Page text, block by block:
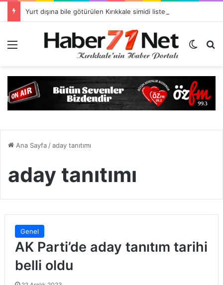
Dış
Ana Sayfa/aday tanıtımı
aday tanıtımı
Genel
AK Parti’de aday tanıtım tarihi
belli oldu